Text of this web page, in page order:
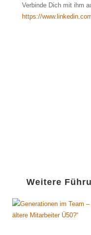
Verbinde Dich mit ihm
https://
Weitere